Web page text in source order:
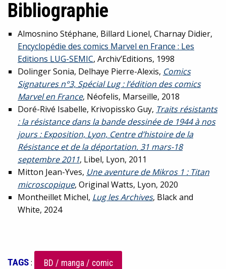
Bibliographie
Almosnino Stéphane, Billard Lionel, Charnay Didier,
Encyclopédie des comics Marvel en France : Les
Editions LUG-SEMIC, Archiv’Editions, 1998
Dolinger Sonia, Delhaye Pierre-Alexis, Comics
Signatures n°3, Spécial Lug : l’édition des comics
Marvel en France, Néofelis, Marseille, 2018
Doré-Rivé Isabelle, Krivopissko Guy, Traits résistants
: la résistance dans la bande dessinée de 1944 à nos
jours : Exposition, Lyon, Centre d’histoire de la
Résistance et de la déportation. 31 mars-18
septembre 2011, Libel, Lyon, 2011
Mitton Jean-Yves, Une aventure de Mikros 1 : Titan
microscopique, Original Watts, Lyon, 2020
Montheillet Michel, Lug les Archives, Black and
White, 2024
TAGS: BD / manga / comic